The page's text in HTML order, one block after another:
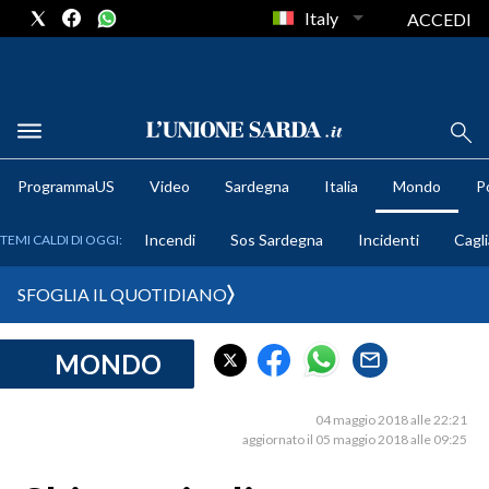
METEO
CRONACA SARDEGNA
Italy ACCEDI
ProgrammaUS Video Sardegna Italia Mondo
TEMI CALDI DI OGGI: Incendi Sos Sardegna Incidenti
SFOGLIA IL QUOTIDIANO
MONDO
04 maggio 2018 alle 22:21
aggiornato il 05 maggio 2018 alle 09:25